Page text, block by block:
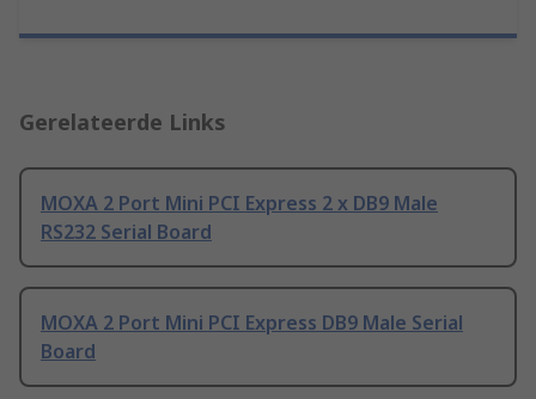
Gerelateerde Links
MOXA 2 Port Mini PCI Express 2 x DB9 Male
RS232 Serial Board
MOXA 2 Port Mini PCI Express DB9 Male Serial
Board